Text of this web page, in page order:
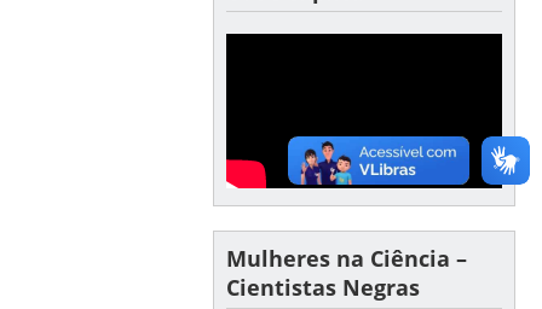
Mulheres na Ciência –
Cientistas Negras